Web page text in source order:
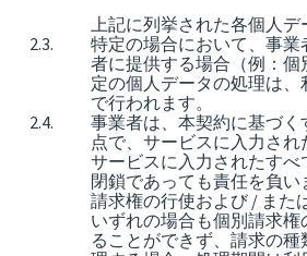
上記に列挙された各個人
特定の場合において、事業
者に提供する場合（例：
定の個人データの処理は
で行われます。
事業者は、本契約に基づ
点で、サービスに入力さ
サービスに入力されたす
閉鎖であっても責任を負
請求権の行使および / また
いずれの場合も個別請求
ることができず、請求の